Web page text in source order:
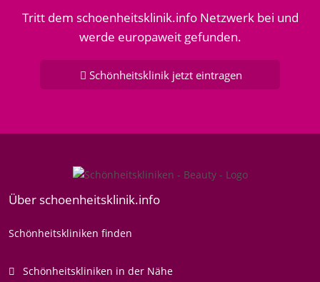
Tritt dem schoenheitsklinik.info Netzwerk bei und
werde europaweit gefunden.
Schönheitsklinik jetzt eintragen
Über schoenheitsklinik.info
Schönheitskliniken finden
Schönheitskliniken in der Nähe